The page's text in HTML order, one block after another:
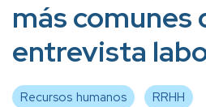
más comunes
entrevista
Recursos humanos RRHH